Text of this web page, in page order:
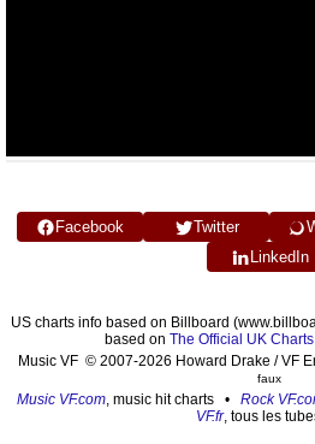
Facebook Twitter
LinkedIn
US charts info based on Billboard
based on The Official UK
Music VF © 2007-2026 Howard Drake / VF
faux
Music VF.com, music hit charts • Rock
VF.fr, tous les